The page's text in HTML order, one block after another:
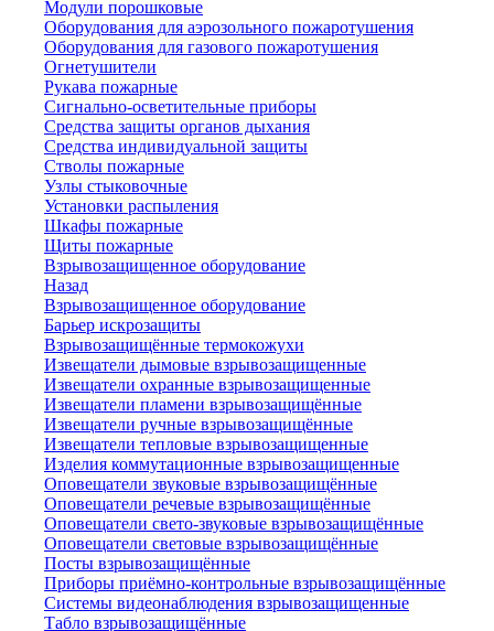
Модули порошковые
Оборудования для аэрозольного пожаротушения
Оборудования для газового пожаротушения
Огнетушители
Рукава пожарные
Сигнально-осветительные приборы
Средства защиты органов дыхания
Средства индивидуальной защиты
Стволы пожарные
Узлы стыковочные
Установки распыления
Шкафы пожарные
Щиты пожарные
Взрывозащищенное оборудование
Назад
Взрывозащищенное оборудование
Барьер искрозащиты
Взрывозащищённые термокожухи
Извещатели дымовые взрывозащищенные
Извещатели охранные взрывозащищенные
Извещатели пламени взрывозащищённые
Извещатели ручные взрывозащищённые
Извещатели тепловые взрывозащищенные
Изделия коммутационные взрывозащищенные
Оповещатели звуковые взрывозащищённые
Оповещатели речевые взрывозащищённые
Оповещатели свето-звуковые взрывозащищённые
Оповещатели световые взрывозащищённые
Посты взрывозащищённые
Приборы приёмно-контрольные взрывозащищённые
Системы видеонаблюдения взрывозащищенные
Табло взрывозащищённые